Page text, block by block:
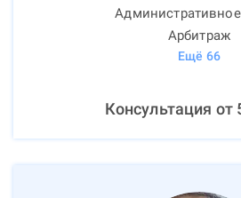
Арбитраж
Ещё 66
Консультация от